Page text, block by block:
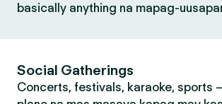
basically anything na mapag-
Social Gatherings
Concerts, festivals, karaoke, sports